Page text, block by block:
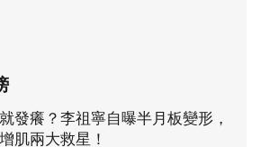
發癢？李祖寧自曝半月板變形，
肌兩大救星！